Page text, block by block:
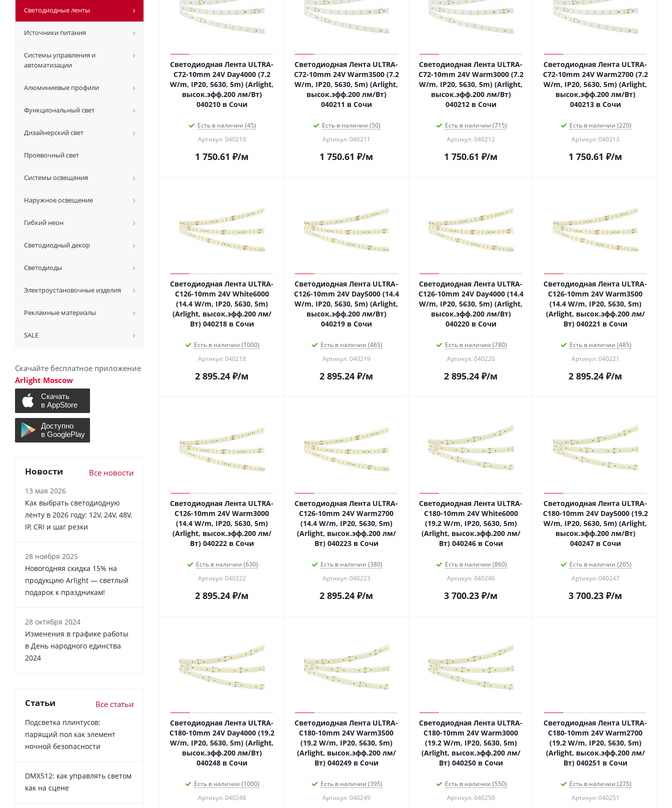
Светодиодная Лента ULTRA-
C72-10mm 24V Day4000 (7.2
W/m, IP20, 5630, 5m) (Arlight,
высок.эфф.200 лм/Вт)
040210 в Сочи
Есть в наличии (45)
Артикул: 040210
1 750.61 ₽/м
Светодиодная Лента ULTRA-
C72-10mm 24V Warm3500 (7.2
W/m, IP20, 5630, 5m) (Arlight,
высок.эфф.200 лм/Вт)
040211 в Сочи
Есть в наличии (50)
Артикул: 040211
1 750.61 ₽/м
Светодиодная Лента ULTRA-
C72-10mm 24V Warm3000 (7.2
W/m, IP20, 5630, 5m) (Arlight,
высок.эфф.200 лм/Вт)
040212 в Сочи
Есть в наличии (715)
Артикул: 040212
1 750.61 ₽/м
Светодиодная Лента ULTRA-
C72-10mm 24V Warm2700 (7.2
W/m, IP20, 5630, 5m) (Arlight,
высок.эфф.200 лм/Вт)
040213 в Сочи
Есть в наличии (220)
Артикул: 040213
1 750.61 ₽/м
Светодиодная Лента ULTRA-
C126-10mm 24V White6000
(14.4 W/m, IP20, 5630, 5m)
(Arlight, высок.эфф.200 лм/
Вт) 040218 в Сочи
Есть в наличии (1000)
Артикул: 040218
2 895.24 ₽/м
Светодиодная Лента ULTRA-
C126-10mm 24V Day5000 (14.4
W/m, IP20, 5630, 5m) (Arlight,
высок.эфф.200 лм/Вт)
040219 в Сочи
Есть в наличии (465)
Артикул: 040219
2 895.24 ₽/м
Светодиодная Лента ULTRA-
C126-10mm 24V Day4000 (14.4
W/m, IP20, 5630, 5m) (Arlight,
высок.эфф.200 лм/Вт)
040220 в Сочи
Есть в наличии (780)
Артикул: 040220
2 895.24 ₽/м
Светодиодная Лента ULTRA-
C126-10mm 24V Warm3500
(14.4 W/m, IP20, 5630, 5m)
(Arlight, высок.эфф.200 лм/
Вт) 040221 в Сочи
Есть в наличии (485)
Артикул: 040221
2 895.24 ₽/м
Светодиодная Лента ULTRA-
C126-10mm 24V Warm3000
(14.4 W/m, IP20, 5630, 5m)
(Arlight, высок.эфф.200 лм/
Вт) 040222 в Сочи
Есть в наличии (630)
Артикул: 040222
2 895.24 ₽/м
Светодиодная Лента ULTRA-
C126-10mm 24V Warm2700
(14.4 W/m, IP20, 5630, 5m)
(Arlight, высок.эфф.200 лм/
Вт) 040223 в Сочи
Есть в наличии (380)
Артикул: 040223
2 895.24 ₽/м
Светодиодная Лента ULTRA-
C180-10mm 24V White6000
(19.2 W/m, IP20, 5630, 5m)
(Arlight, высок.эфф.200 лм/
Вт) 040246 в Сочи
Есть в наличии (860)
Артикул: 040246
3 700.23 ₽/м
Светодиодная Лента ULTRA-
C180-10mm 24V Day5000 (19.2
W/m, IP20, 5630, 5m) (Arlight,
высок.эфф.200 лм/Вт)
040247 в Сочи
Есть в наличии (205)
Артикул: 040247
3 700.23 ₽/м
Светодиодная Лента ULTRA-
C180-10mm 24V Day4000 (19.2
W/m, IP20, 5630, 5m) (Arlight,
высок.эфф.200 лм/Вт)
040248 в Сочи
Есть в наличии (1000)
Артикул: 040248
Светодиодная Лента ULTRA-
C180-10mm 24V Warm3500
(19.2 W/m, IP20, 5630, 5m)
(Arlight, высок.эфф.200 лм/
Вт) 040249 в Сочи
Есть в наличии (395)
Артикул: 040249
Светодиодная Лента ULTRA-
C180-10mm 24V Warm3000
(19.2 W/m, IP20, 5630, 5m)
(Arlight, высок.эфф.200 лм/
Вт) 040250 в Сочи
Есть в наличии (550)
Артикул: 040250
Светодиодная Лента ULTRA-
C180-10mm 24V Warm2700
(19.2 W/m, IP20, 5630, 5m)
(Arlight, высок.эфф.200 лм/
Вт) 040251 в Сочи
Есть в наличии (275)
Артикул: 040251
Светодиодные ленты
Источники питания
Системы управления и
автоматизации
Алюминиевые профили
Функциональный свет
Дизайнерский свет
Проявочный свет
Системы освещения
Наружное освещение
Гибкий неон
Светодиодный декор
Светодиоды
Электроустановочные изделия
Рекламные материалы
SALE
Скачайте бесплатное приложение
Arlight Moscow
Новости Все новости
13 мая 2026
Как выбрать светодиодную
ленту в 2026 году: 12V, 24V, 48V,
IP, CRI и шаг резки
28 ноября 2025
Новогодняя скидка 15% на
продукцию Arlight — светлый
подарок к праздникам!
28 октября 2024
Изменения в графике работы
в День народного единства
2024
Статьи Все статьи
Подсветка плинтусов:
парящий пол как элемент
ночной безопасности
DMX512: как управлять светом
как на сцене